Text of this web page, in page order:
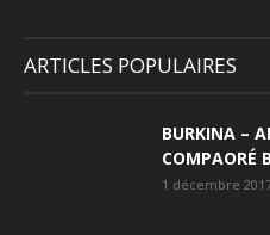
ARTICLES POPULAIRES
BURKINA –
COMPAORÉ
1 décembre